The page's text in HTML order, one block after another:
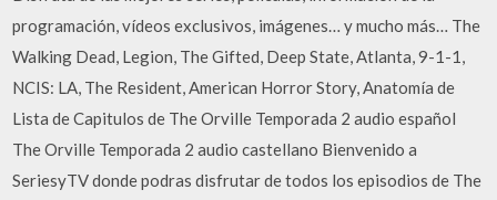
programación, vídeos exclusivos, imágenes… y mucho más… The
Walking Dead, Legion, The Gifted, Deep State, Atlanta, 9-1-1,
NCIS: LA, The Resident, American Horror Story, Anatomía de
Lista de Capitulos de The Orville Temporada 2 audio español
The Orville Temporada 2 audio castellano Bienvenido a
SeriesyTV donde podras disfrutar de todos los episodios de The